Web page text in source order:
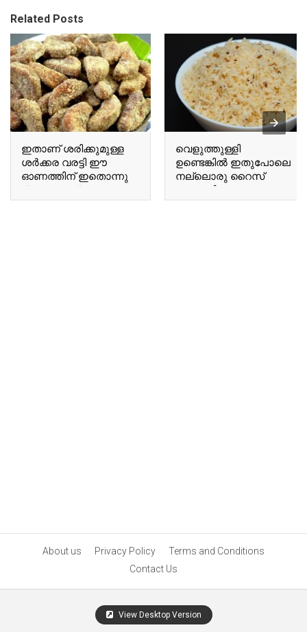
Related Posts
ഇതാണ് ശരിക്കുമുള്ള
ശർക്കര വരട്ടി ഈ
ഓണത്തിന് ഇതൊന്നു
This is the authentic
വെളുത്തുള്ളി
ഉണ്ടെങ്കിൽ ഇതുപോലെ
നല്ലൊരു റൈസ്
you have garlic, you can
About us Privacy Policy
Terms and Conditions
Contact Us
View Desktop Version